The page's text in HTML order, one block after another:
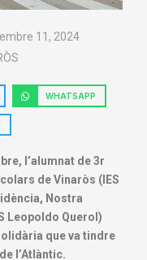
11, 2024
WHATSAPP
l’alumnat de 3r
de Vinaròs (IES
Nostra
Leopoldo Querol)
que va tindre
l’Atlàntic.